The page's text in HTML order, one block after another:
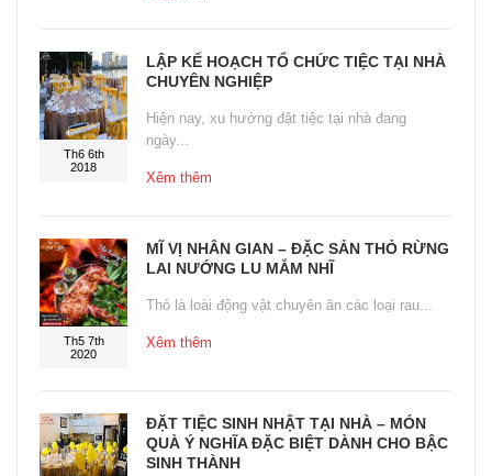
Th6 6th
2018
LẬP KẾ HOẠCH TỔ CHỨC TIỆC TẠI NHÀ
CHUYÊN NGHIỆP
Hiện nay, xu hướng đặt tiệc tại nhà đang
ngày...
Xêm thêm
Th5 7th
2020
MĨ VỊ NHÂN GIAN – ĐẶC SẢN THỎ RỪNG
LAI NƯỚNG LU MẮM NHĨ
Thỏ là loài động vật chuyên ăn các loại rau...
Xêm thêm
ĐẶT TIỆC SINH NHẬT TẠI NHÀ – MÓN
QUÀ Ý NGHĨA ĐẶC BIỆT DÀNH CHO BẬC
SINH THÀNH